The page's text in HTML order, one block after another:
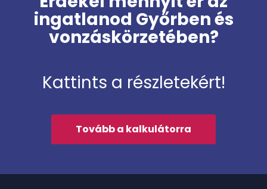
ingatlanod Győrben és
vonzáskörzetében?
Kattints a részletekért!
Tovább a kalkulátorra